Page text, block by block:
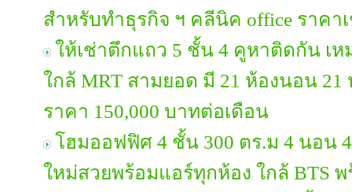
สำหรับทำธุรกิจ ฯ คลีนิค office ราคา
ให้เช่าตึกแถว 5 ชั้น 4 คูหาติดกัน เห
ใกล้ MRT สามยอด มี 21 ห้องนอน
ราคา 150,000 บาทต่อเดือน
โฮมออฟฟิศ 4 ชั้น 300 ตร.ม 4 นอน
ใหม่สวยพร้อมแอร์ทุกห้อง ใกล้ BTS